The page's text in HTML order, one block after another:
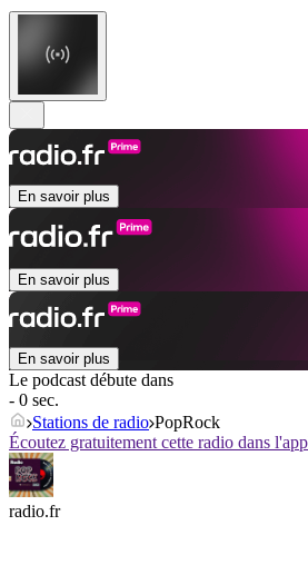
En savoir plus
En savoir plus
En savoir plus
Le podcast débute dans
- 0 sec.
Stations de radio PopRock
Écoutez gratuitement cette radio dans
radio.fr